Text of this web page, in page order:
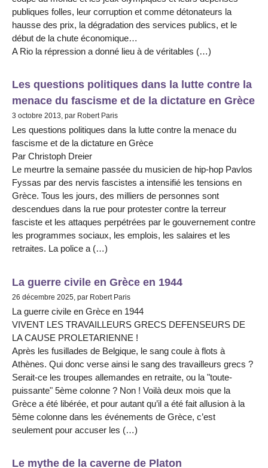
publiques folles, leur corruption et comme détonateurs la
hausse des prix, la dégradation des services publics, et le
début de la chute économique…
A Rio la répression a donné lieu à de véritables (…)
Les questions politiques dans la lutte contre la
menace du fascisme et de la dictature en Grèce
3 octobre 2013, par Robert Paris
Les questions politiques dans la lutte contre la menace du
fascisme et de la dictature en Grèce
Par Christoph Dreier
Le meurtre la semaine passée du musicien de hip-hop Pavlos
Fyssas par des nervis fascistes a intensifié les tensions en
Grèce. Tous les jours, des milliers de personnes sont
descendues dans la rue pour protester contre la terreur
fasciste et les attaques perpétrées par le gouvernement contre
les programmes sociaux, les emplois, les salaires et les
retraites. La police a (…)
La guerre civile en Grèce en 1944
26 décembre 2025, par Robert Paris
La guerre civile en Grèce en 1944
VIVENT LES TRAVAILLEURS GRECS DEFENSEURS DE
LA CAUSE PROLETARIENNE !
Après les fusillades de Belgique, le sang coule à flots à
Athènes. Qui donc verse ainsi le sang des travailleurs grecs ?
Serait-ce les troupes allemandes en retraite, ou la "toute-
puissante" 5ème colonne ? Non ! Voilà deux mois que la
Grèce a été libérée, et pour autant qu’il a été fait allusion à la
5ème colonne dans les événements de Grèce, c’est
seulement pour accuser les (…)
Le mythe de la caverne de Platon